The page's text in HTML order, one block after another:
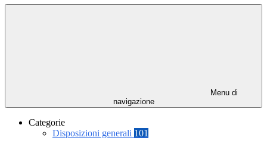
Menu di
navigazione
Categorie
Disposizioni generali 101